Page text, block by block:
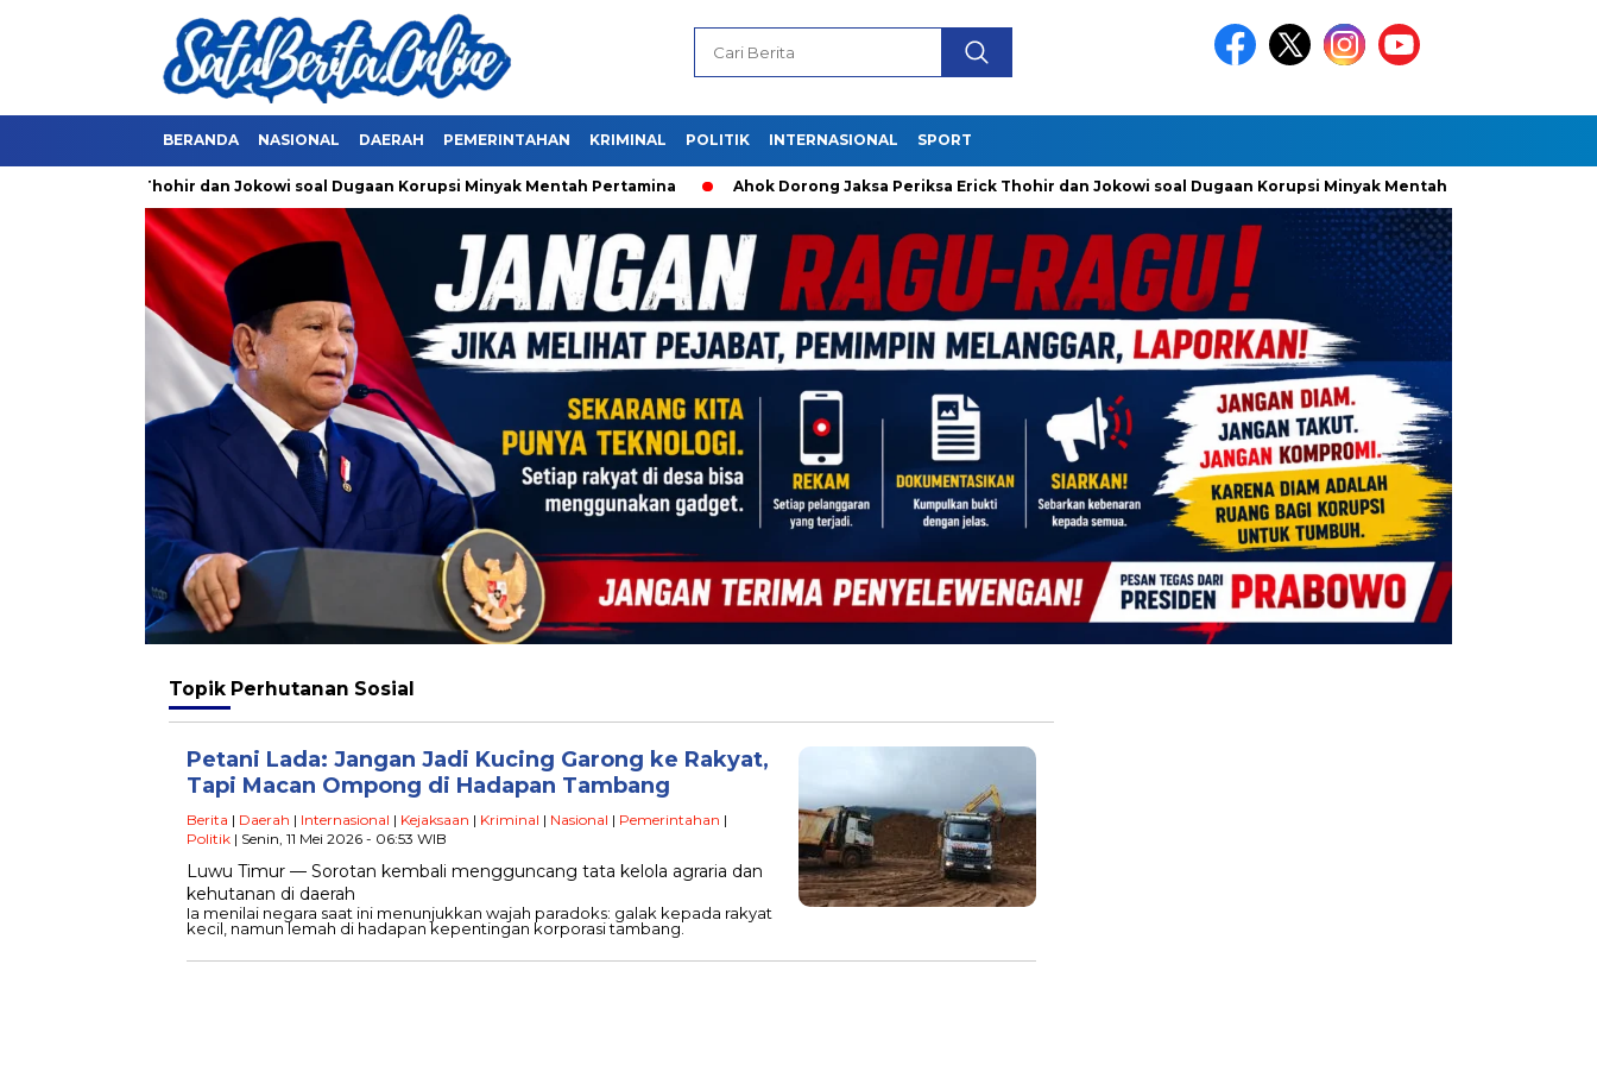
BERANDA NASIONAL DAERAH PEMERINTAHAN KRIMINAL POLITIK INTERNASIONAL SPORT
Erick Thohir dan Jokowi soal Dugaan Korupsi Minyak Mentah Pertamina Ahok Dorong Jaksa Periksa Erick Thohir dan Jokowi soal Dugaan Korupsi Minyak Mentah Pertamina
Topik Perhutanan Sosial
Petani Lada: Jangan Jadi Kucing Garong ke Rakyat,
Tapi Macan Ompong di Hadapan Tambang
Berita | Daerah | Internasional | Kejaksaan | Kriminal | Nasional | Pemerintahan |
Politik | Senin, 11 Mei 2026 - 06:53 WIB
Luwu Timur — Sorotan kembali mengguncang tata kelola agraria dan
kehutanan di daerah
Ia menilai negara saat ini menunjukkan wajah paradoks: galak kepada rakyat
kecil, namun lemah di hadapan kepentingan korporasi tambang.